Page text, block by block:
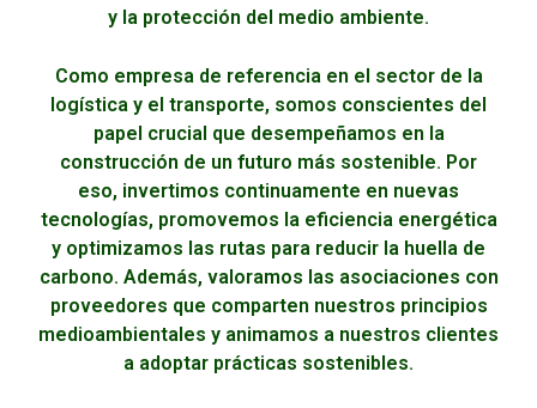
y la protección del medio ambiente.
Como empresa de referencia en el sector de la
logística y el transporte, somos conscientes del
papel crucial que desempeñamos en la
construcción de un futuro más sostenible. Por
eso, invertimos continuamente en nuevas
tecnologías, promovemos la eficiencia energética
y optimizamos las rutas para reducir la huella de
carbono. Además, valoramos las asociaciones con
proveedores que comparten nuestros principios
medioambientales y animamos a nuestros clientes
a adoptar prácticas sostenibles.